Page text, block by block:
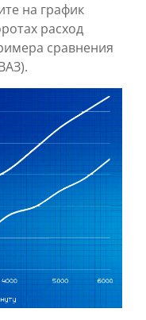
на график
расход
сравнения